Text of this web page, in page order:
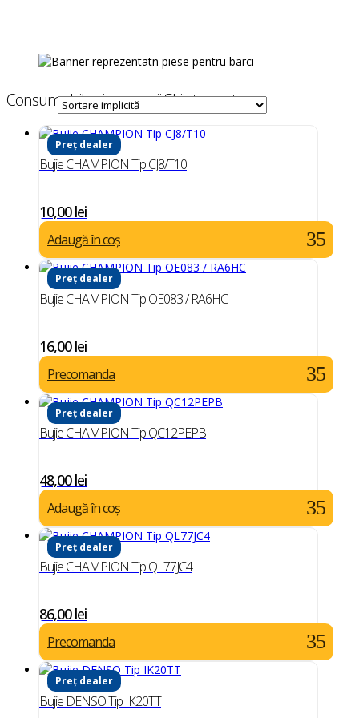
Consumabile si accesorii Skijet aventura
Preț dealer
Bujie CHAMPION Tip CJ8/T10
10,00lei
Adaugă în coș
Preț dealer
Bujie CHAMPION Tip OE083 / RA6HC
16,00lei
Precomanda
Preț dealer
Bujie CHAMPION Tip QC12PEPB
48,00lei
Adaugă în coș
Preț dealer
Bujie CHAMPION Tip QL77JC4
86,00lei
Precomanda
Preț dealer
Bujie DENSO Tip IK20TT